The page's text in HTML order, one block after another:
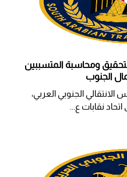
ومحاسبة المتسببين
الجنوب
الجنوبي العربي،
نقابات ع...